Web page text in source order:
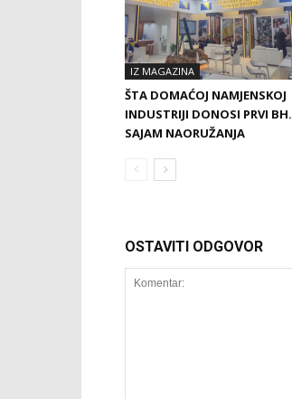
IZ MAGAZINA
ŠTA DOMAĆOJ NAMJENSKOJ
INDUSTRIJI DONOSI PRVI BH.
SAJAM NAORUŽANJA
OSTAVITI ODGOVOR